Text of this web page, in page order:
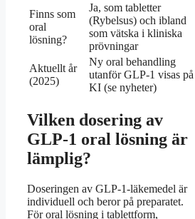
Finns som
oral
lösning?
Ja, som tabletter
(Rybelsus) och ibland
som vätska i kliniska
prövningar
Aktuellt år
(2025)
Ny oral behandling
utanför GLP-1 visas på
KI (se nyheter)
Vilken dosering av
GLP-1 oral lösning är
lämplig?
Doseringen av GLP-1-läkemedel är
individuell och beror på preparatet.
För oral lösning i tablettform,